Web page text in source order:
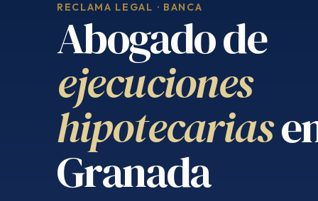
RECLAMA LEGAL · BANCA
Abogado de
ejecuciones
hipotecarias
Granada